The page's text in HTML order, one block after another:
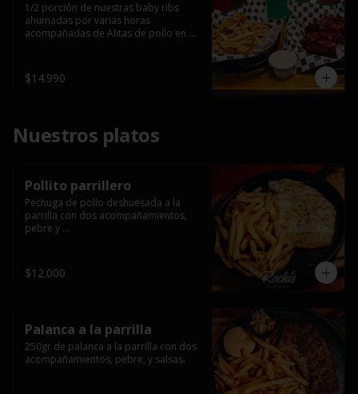
1/2 porción de nuestras baby ribs
ahumadas por varias horas
acompañadas de Alitas de pollo en
$14.990
Nuestros platos
Pollito parrillero
Pechuga de pollo deshuesada a la
parrilla con dos acompañamientos,
pebre y
$12.000
Palanca a la parrilla
250gr de palanca a la parrilla con dos
acompañamientos, pebre, y salsas.